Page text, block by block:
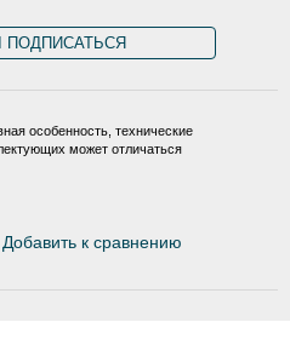
Добавить к сравнению
ПОДПИСАТЬСЯ
особенность, технические
может отличаться